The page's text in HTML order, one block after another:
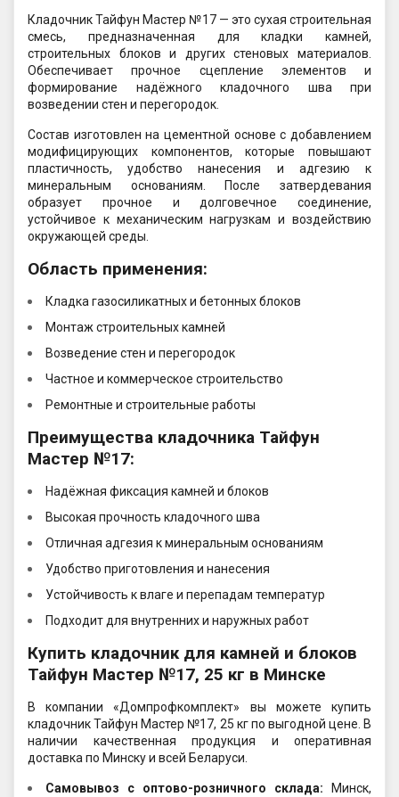
Кладочник Тайфун Мастер №17 — это сухая строительная
смесь, предназначенная для кладки камней,
строительных блоков и других стеновых материалов.
Обеспечивает прочное сцепление элементов и
формирование надёжного кладочного шва при
возведении стен и перегородок.
Состав изготовлен на цементной основе с добавлением
модифицирующих компонентов, которые повышают
пластичность, удобство нанесения и адгезию к
минеральным основаниям. После затвердевания
образует прочное и долговечное соединение,
устойчивое к механическим нагрузкам и воздействию
окружающей среды.
Область применения:
Кладка газосиликатных и бетонных блоков
Монтаж строительных камней
Возведение стен и перегородок
Частное и коммерческое строительство
Ремонтные и строительные работы
Преимущества кладочника Тайфун
Мастер №17:
Надёжная фиксация камней и блоков
Высокая прочность кладочного шва
Отличная адгезия к минеральным основаниям
Удобство приготовления и нанесения
Устойчивость к влаге и перепадам температур
Подходит для внутренних и наружных работ
Купить кладочник для камней и блоков
Тайфун Мастер №17, 25 кг в Минске
В компании «Домпрофкомплект» вы можете купить
кладочник Тайфун Мастер №17, 25 кг по выгодной цене. В
наличии качественная продукция и оперативная
доставка по Минску и всей Беларуси.
Самовывоз c оптово-розничного склада: Минск,